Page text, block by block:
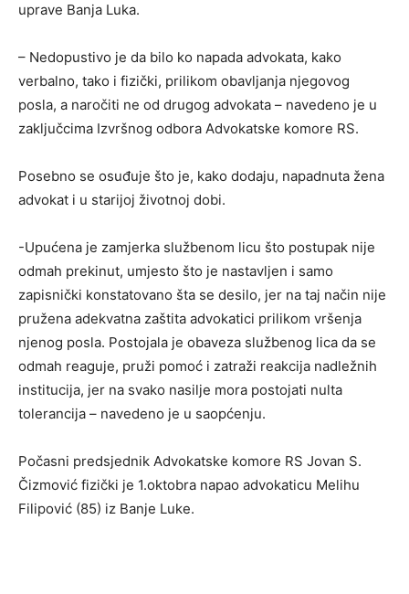
uprave Banja Luka.
– Nedopustivo je da bilo ko napada advokata, kako
verbalno, tako i fizički, prilikom obavljanja njegovog
posla, a naročiti ne od drugog advokata – navedeno je u
zaključcima Izvršnog odbora Advokatske komore RS.
Posebno se osuđuje što je, kako dodaju, napadnuta žena
advokat i u starijoj životnoj dobi.
-Upućena je zamjerka službenom licu što postupak nije
odmah prekinut, umjesto što je nastavljen i samo
zapisnički konstatovano šta se desilo, jer na taj način nije
pružena adekvatna zaštita advokatici prilikom vršenja
njenog posla. Postojala je obaveza službenog lica da se
odmah reaguje, pruži pomoć i zatraži reakcija nadležnih
institucija, jer na svako nasilje mora postojati nulta
tolerancija – navedeno je u saopćenju.
Počasni predsjednik Advokatske komore RS Jovan S.
Čizmović fizički je 1.oktobra napao advokaticu Melihu
Filipović (85) iz Banje Luke.